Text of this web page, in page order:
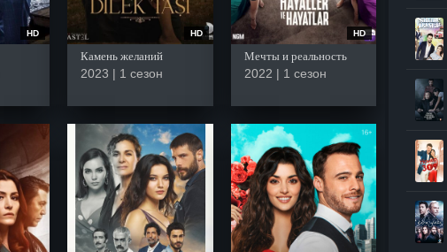
HD HD
Камень желаний
2023 | 1 сезон
HD
Мечты и реальность
2022 | 1 сезон